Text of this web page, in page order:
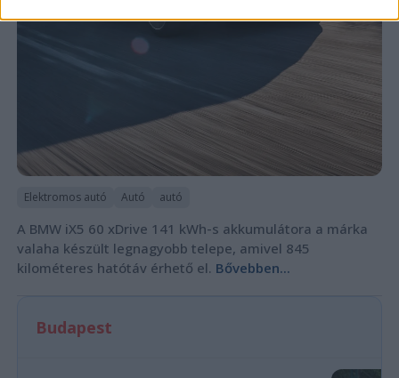
Elektromos autó Autó autó
A BMW iX5 60 xDrive 141 kWh-s akkumulátora a márka
valaha készült legnagyobb telepe, amivel 845
kilométeres hatótáv érhető el. Bővebben...
Budapest